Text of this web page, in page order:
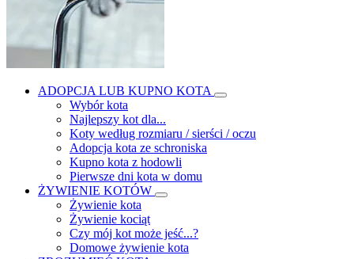
ADOPCJA LUB KUPNO KOTA
Wybór kota
Najlepszy kot dla...
Koty według rozmiaru / sierści / oczu
Adopcja kota ze schroniska
Kupno kota z hodowli
Pierwsze dni kota w domu
ŻYWIENIE KOTÓW
Żywienie kota
Żywienie kociąt
Czy mój kot może jeść...?
Domowe żywienie kota